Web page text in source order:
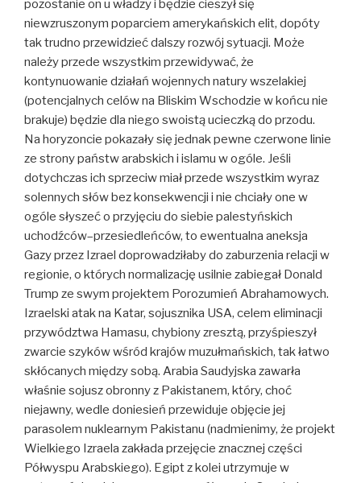
pozostanie on u władzy i będzie cieszył się
niewzruszonym poparciem amerykańskich elit, dopóty
tak trudno przewidzieć dalszy rozwój sytuacji. Może
należy przede wszystkim przewidywać, że
kontynuowanie działań wojennych natury wszelakiej
(potencjalnych celów na Bliskim Wschodzie w końcu nie
brakuje) będzie dla niego swoistą ucieczką do przodu.
Na horyzoncie pokazały się jednak pewne czerwone linie
ze strony państw arabskich i islamu w ogóle. Jeśli
dotychczas ich sprzeciw miał przede wszystkim wyraz
solennych słów bez konsekwencji i nie chciały one w
ogóle słyszeć o przyjęciu do siebie palestyńskich
uchodźców–przesiedleńców, to ewentualna aneksja
Gazy przez Izrael doprowadziłaby do zaburzenia relacji w
regionie, o których normalizację usilnie zabiegał Donald
Trump ze swym projektem Porozumień Abrahamowych.
Izraelski atak na Katar, sojusznika USA, celem eliminacji
przywództwa Hamasu, chybiony zresztą, przyśpieszył
zwarcie szyków wśród krajów muzułmańskich, tak łatwo
skłócanych między sobą. Arabia Saudyjska zawarła
właśnie sojusz obronny z Pakistanem, który, choć
niejawny, wedle doniesień przewiduje objęcie jej
parasolem nuklearnym Pakistanu (nadmienimy, że projekt
Wielkiego Izraela zakłada przejęcie znacznej części
Półwyspu Arabskiego). Egipt z kolei utrzymuje w